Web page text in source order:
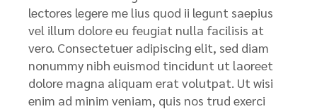
lectores legere me lius quod ii legunt saepius
vel illum dolore eu feugiat nulla facilisis at
vero. Consectetuer adipiscing elit, sed diam
nonummy nibh euismod tincidunt ut laoreet
dolore magna aliquam erat volutpat. Ut wisi
enim ad minim veniam, quis nos trud exerci